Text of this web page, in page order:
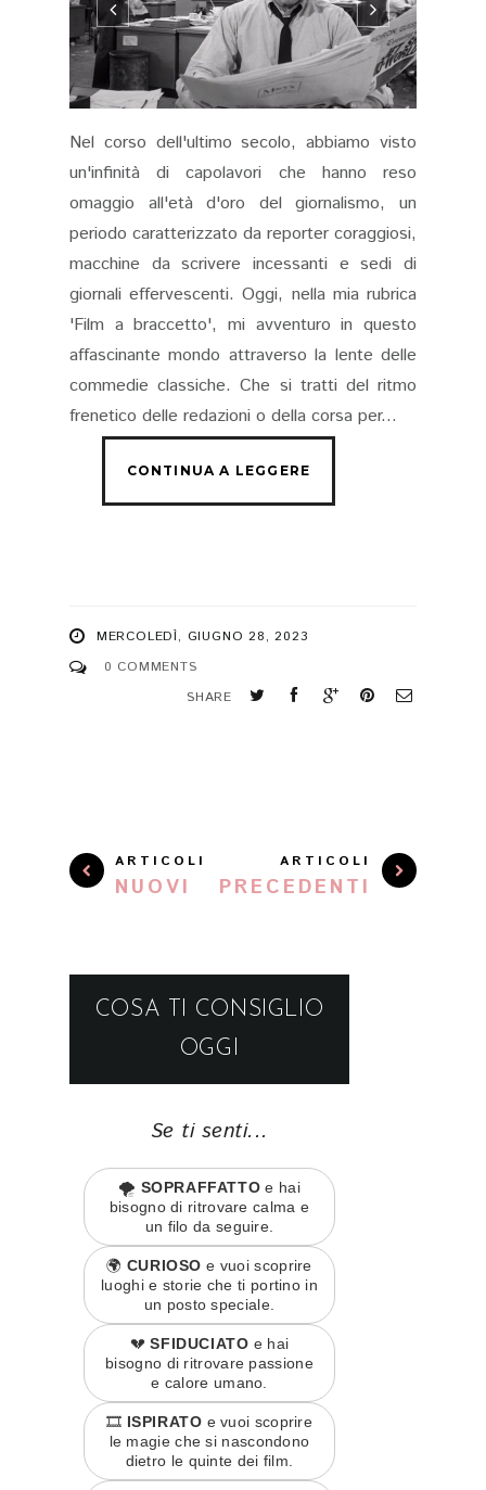
Nel corso dell'ultimo secolo, abbiamo visto
un'infinità di capolavori che hanno reso
omaggio all'età d'oro del giornalismo, un
periodo caratterizzato da reporter coraggiosi,
macchine da scrivere incessanti e sedi di
giornali effervescenti. Oggi, nella mia rubrica
'Film a braccetto', mi avventuro in questo
affascinante mondo attraverso la lente delle
commedie classiche. Che si tratti del ritmo
frenetico delle redazioni o della corsa per...
MERCOLEDÌ, GIUGNO 28, 2023
0 COMMENTS
SHARE
ARTICOLI
NUOVI
ARTICOLI
PRECEDENTI
COSA TI CONSIGLIO
OGGI
Se ti senti...
🌪️ SOPRAFFATTO e hai
bisogno di ritrovare calma e
un filo da seguire.
🌍 CURIOSO e vuoi scoprire
luoghi e storie che ti portino in
un posto speciale.
💔SFIDUCIATO e hai
bisogno di ritrovare passione
e calore umano.
🎞️ ISPIRATO e vuoi scoprire
le magie che si nascondono
dietro le quinte dei film.